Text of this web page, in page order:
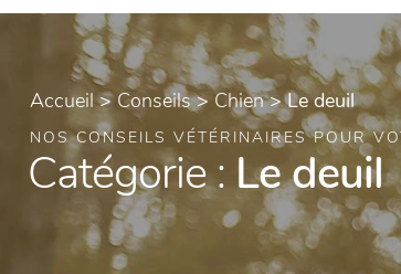
Accueil>Conseils> Chien>Le deuil
NOS CONSEILS VÉTÉRINAIRES POUR
Catégorie : Le deuil